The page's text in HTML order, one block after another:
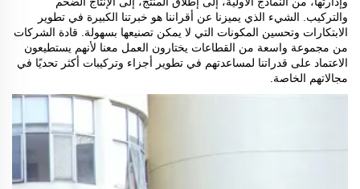
والتركيب. الشيء الذي يميزنا عن أقراننا هو خبرتنا الكبيرة في تطوير
الابتكارات وتحسين المكونات التي لا يمكن تصنيعها بسهولة. قادة الشركات
من مجموعة واسعة من القطاعات يختارون العمل معنا لأنهم يستطيعون
الاعتماد على قدراتنا لمساعدتهم في تطوير أجزاء وتركيبات أكثر تحديًا في
مجالاتهم الخاصة.